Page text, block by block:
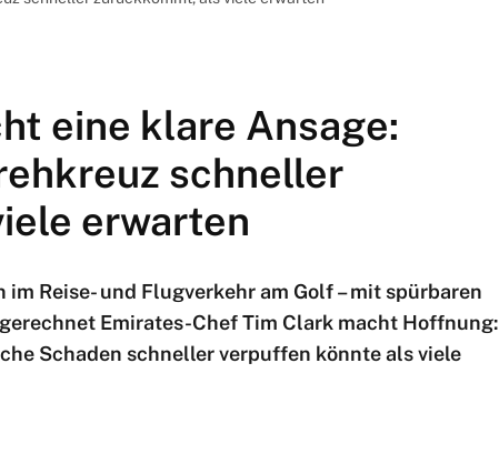
eine klare Ansage:
schneller
erwarten
Reise- und Flugverkehr am Golf – mit spürbaren
Emirates-Chef Tim Clark macht Hoffnung:
Schaden schneller verpuffen könnte als viele